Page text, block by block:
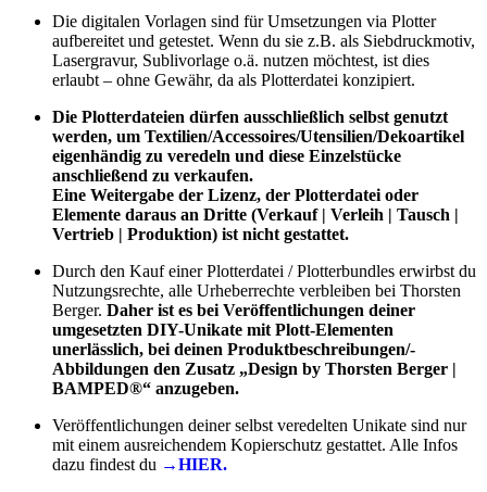
Die digitalen Vorlagen sind für Umsetzungen via Plotter
aufbereitet und getestet. Wenn du sie z.B. als Siebdruckmotiv,
Lasergravur, Sublivorlage o.ä. nutzen möchtest, ist dies
erlaubt – ohne Gewähr, da als Plotterdatei konzipiert.
Die Plotterdateien dürfen ausschließlich selbst genutzt
werden, um Textilien/Accessoires/Utensilien/Dekoartikel
eigenhändig zu veredeln und diese Einzelstücke
anschließend zu verkaufen.
Eine Weitergabe der Lizenz, der Plotterdatei oder
Elemente daraus an Dritte (Verkauf | Verleih | Tausch |
Vertrieb | Produktion) ist nicht gestattet.
Durch den Kauf einer Plotterdatei / Plotterbundles erwirbst du
Nutzungsrechte, alle Urheberrechte verbleiben bei Thorsten
Berger. Daher ist es bei Veröffentlichungen deiner
umgesetzten DIY-Unikate mit Plott-Elementen
unerlässlich, bei deinen Produktbeschreibungen/-
Abbildungen den Zusatz „Design by Thorsten Berger |
BAMPED®“ anzugeben.
Veröffentlichungen deiner selbst veredelten Unikate sind nur
mit einem ausreichendem Kopierschutz gestattet. Alle Infos
dazu findest du →HIER.